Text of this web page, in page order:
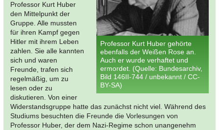
Professor Kurt Huber gehörte
ebenfalls der Weißen Rose an.
Auch er wurde verhaftet und
ermordet. (Quelle: Bundesarchiv,
Bild 146II-744 / unbekannt / CC-
BY-SA)
Professor Kurt Huber
den Mittelpunkt der
Gruppe. Alle mussten
für ihren Kampf gegen
Hitler mit ihrem Leben
zahlen. Sie alle kannten
sich und waren
Freunde, trafen sich
regelmäßig, um zu
lesen oder zu
diskutieren. Von einer
Widerstandsgruppe hatte das zunächst nicht viel. Während des
Studiums besuchten die Freunde die Vorlesungen von
Professor Huber, der dem Nazi-Regime schon unangenehm